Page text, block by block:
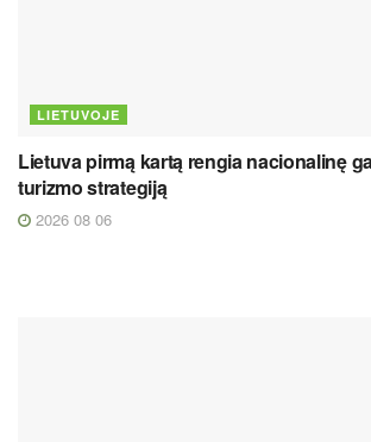
LIETUVOJE
Lietuva pirmą kartą rengia nacionalinę
turizmo strategiją
2026 08 06